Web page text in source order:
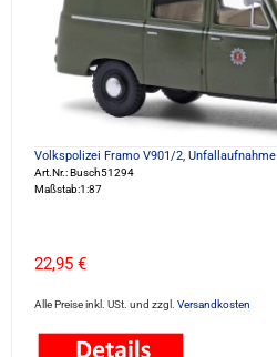
Volkspolizei Framo V901/2, Unfallaufnahme
Art.Nr.: Busch51294
Maßstab:1:87
22,95 €
Alle Preise inkl. USt. und zzgl. Versandkosten